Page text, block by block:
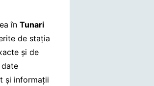
înTunari
de stația
și de
și informații